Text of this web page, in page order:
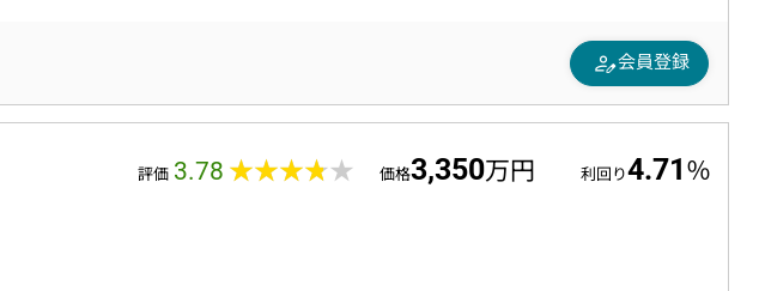
person_edit会員登録
評価 3.78 ★★★★★
★★★★★ 価格3,350万円 利回り4.71 ％